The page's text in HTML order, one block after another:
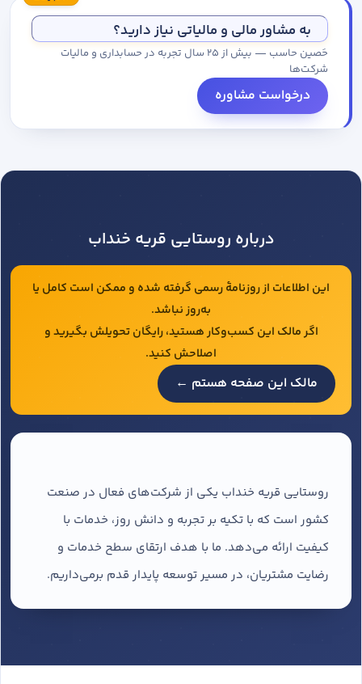
به مشاور مالی و مالیاتی نیاز دارید؟
حَصین حاسب — بیش از ۲۵ سال تجربه در حسابداری و مالیات
شرکت‌ها
درخواست مشاوره
درباره روستایی قریه خنداب
این اطلاعات از روزنامهٔ رسمی گرفته شده و ممکن است کامل یا
به‌روز نباشد.
اگر مالک این کسب‌وکار هستید، رایگان تحویلش بگیرید و
اصلاحش کنید.
مالک این صفحه هستم ←
روستایی قریه خنداب یکی از شرکت‌های فعال در صنعت
کشور است که با تکیه بر تجربه و دانش روز، خدمات با
کیفیت ارائه می‌دهد. ما با هدف ارتقای سطح خدمات و
رضایت مشتریان، در مسیر توسعه پایدار قدم برمی‌داریم.